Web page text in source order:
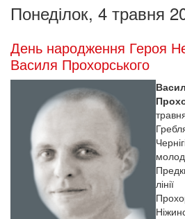
Понеділок, 4 травня
День народження Героя
Василя Прохорського